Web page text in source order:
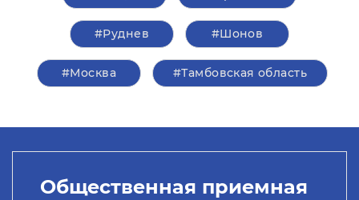
#Руднев #Шонов
#Москва #Тамбовская область
Общественная приемная